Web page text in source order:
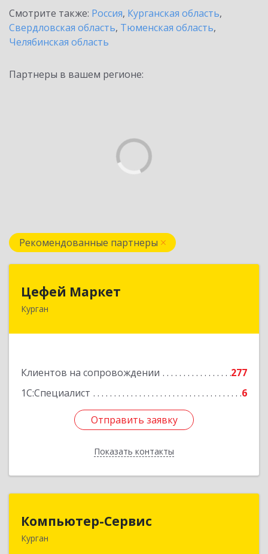
Смотрите также: Россия, Курганская область,
Свердловская область, Тюменская область,
Челябинская область
Партнеры в вашем регионе:
Рекомендованные партнеры
Цефей Маркет
Курган
Клиентов на сопровождении
277
1С:Специалист
6
Отправить заявку
Показать контакты
640002, Курганская обл, Курган г, М.Горького
Отправить заявку
Назад
Компьютер-Сервис
Курган